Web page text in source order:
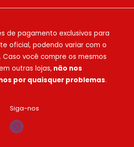
do Campo Limpo, 6427
e clientes
embalagens e
com qualidade e ótimo
deliveries,
9571ou(11) 99588-0222
há atendimento
de pagamento exclusivos para
oficial, podendo variar com o
você compre os mesmos
outras lojas, não nos
por quaisquer problemas.
Siga-nos